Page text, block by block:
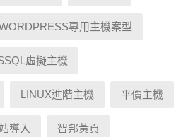
專用主機案型
虛擬主機
LINUX進階主機 平價主機
導入 智邦黃頁